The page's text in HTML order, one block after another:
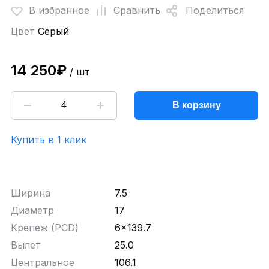
В избранное Сравнить
Поделиться
Цвет Серый
14 250₽/ шт
В корзину
Купить в 1 клик
Ширина
7.5
Диаметр
17
Крепеж (PCD)
6x139.7
Вылет
25.0
Центральное
106.1